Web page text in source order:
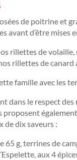
de poitrine et
avant d’être mises
rillettes de
rillettes de canard
famille avec les
dans le respect
proposent
de dix saveurs :
65 g, terrines de
aux 4